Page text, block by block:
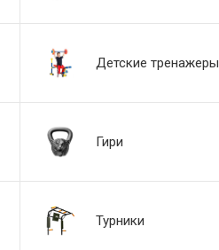
Детские тренажеры
Гири
Турники